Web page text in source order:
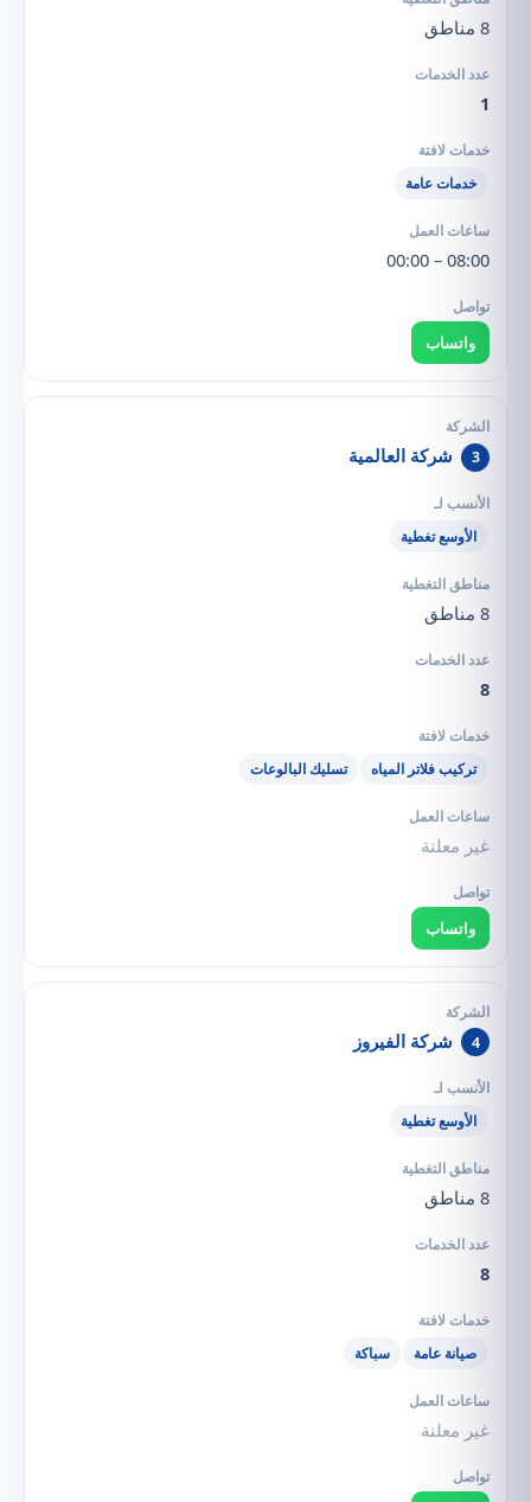
8 مناطق
1
خدمات عامة
08:00 – 00:00
واتساب
3 شركة العالمية
الأوسع تغطية
8 مناطق
8
تركيب فلاتر المياه تسليك البالوعات
غير معلنة
واتساب
4 شركة الفيروز
الأوسع تغطية
8 مناطق
8
صيانة عامة سباكة
غير معلنة